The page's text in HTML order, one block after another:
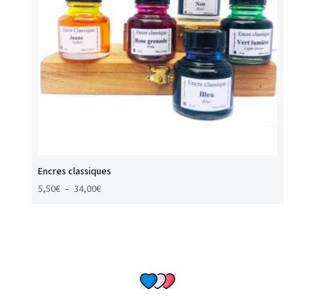
Encres classiques
5,50€ – 34,00€Plage